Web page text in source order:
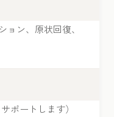
ン、原状回復、
ポートします）